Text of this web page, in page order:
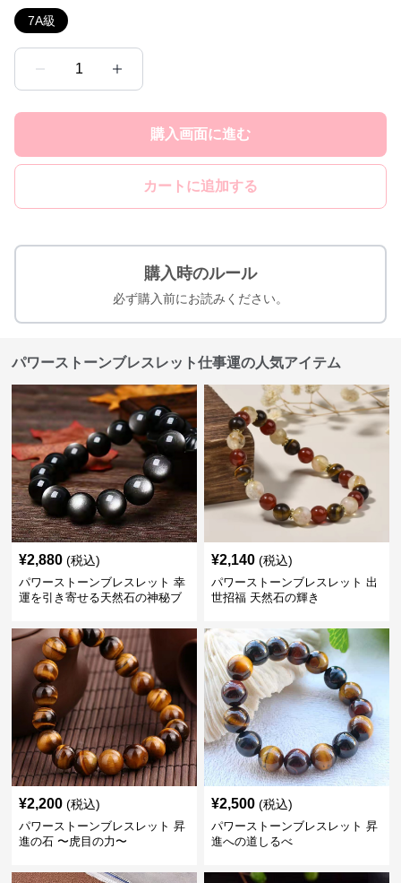
7A級
1
購入画面に進む
カートに追加する
購入時のルール
必ず購入前にお読みください。
パワーストーンブレスレット仕事運の人気アイテム
¥2,880 (税込)
パワーストーンブレスレット 幸
運を引き寄せる天然石の神秘ブ
¥2,140 (税込)
パワーストーンブレスレット 出
世招福 天然石の輝き
¥2,200 (税込)
パワーストーンブレスレット 昇
進の石 〜虎目の力〜
¥2,500 (税込)
パワーストーンブレスレット 昇
進への道しるべ